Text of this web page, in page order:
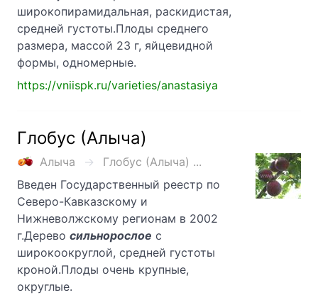
широкопирамидальная, раскидистая,
средней густоты.Плоды среднего
размера, массой 23 г, яйцевидной
формы, одномерные.
https://vniispk.ru/varieties/anastasiya
Глобус (Алыча)
Алыча
Глобус (Алыча) ...
Введен Государственный реестр по
Северо-Кавказскому и
Нижневолжскому регионам в 2002
г.Дерево сильнорослое с
широкоокруглой, средней густоты
кроной.Плоды очень крупные,
округлые.